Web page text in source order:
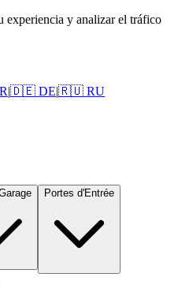
experiencia y analizar el tráfico
|🇩🇪 DE|🇷🇺 RU
Portes d'Entrée